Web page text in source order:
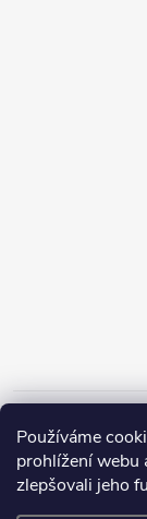
Používáme
prohlížení webu
zlepšovali jeho